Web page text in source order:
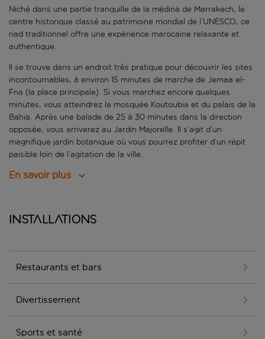
Niché dans une partie tranquille de la médina de Marrakech, le
centre historique classé au patrimoine mondial de l’UNESCO, ce
riad traditionnel offre une expérience marocaine relaxante et
authentique.
Il se trouve dans un endroit très pratique pour découvrir les sites
incontournables, à environ 15 minutes de marche de Jemaa el-
Fna (la place principale). Si vous marchez encore quelques
minutes, vous atteindrez la mosquée Koutoubia et du palais de la
Bahia. Après une balade de 25 à 30 minutes dans la direction
opposée, vous arriverez au Jardin Majorelle. Il s’agit d’un
magnifique jardin botanique où vous pourrez profiter d’un répit
paisible loin de l’agitation de la ville.
En savoir plus
Installations
Restaurants et bars
Divertissement
Sports et santé